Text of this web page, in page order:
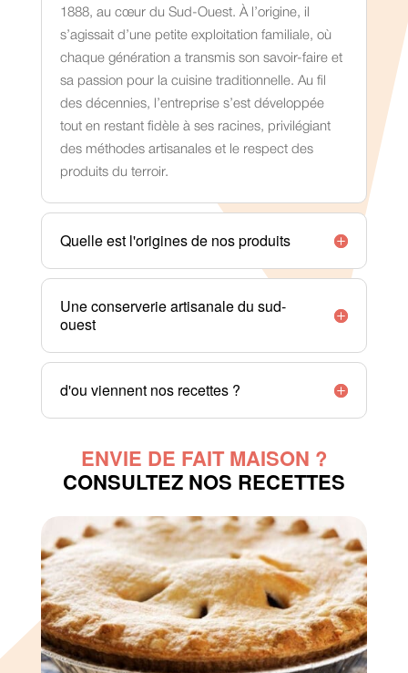
1888, au cœur du Sud-Ouest. À l’origine, il
s’agissait d’une petite exploitation familiale, où
chaque génération a transmis son savoir-faire et
sa passion pour la cuisine traditionnelle. Au fil
des décennies, l’entreprise s’est développée
tout en restant fidèle à ses racines, privilégiant
des méthodes artisanales et le respect des
produits du terroir.
Quelle est l'origines de nos produits
Une conserverie artisanale du sud-
ouest
d'ou viennent nos recettes ?
ENVIE DE FAIT MAISON ?
CONSULTEZ NOS RECETTES